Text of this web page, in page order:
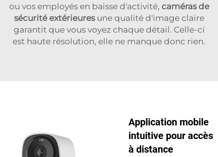
ou vos employés en baisse d'activité, caméras de
sécurité extérieures une qualité d'image claire
garantit que vous voyez chaque détail. Celle-ci
est haute résolution, elle ne manque donc rien.
Application mobile
intuitive pour accès
à distance